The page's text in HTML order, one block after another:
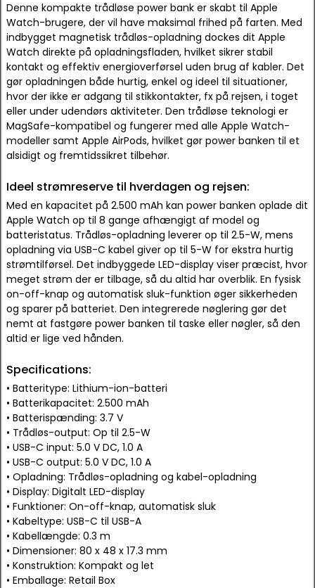
Denne kompakte trådløse power bank er skabt til Apple
Watch-brugere, der vil have maksimal frihed på farten. Med
indbygget magnetisk trådløs-opladning dockes dit Apple
Watch direkte på opladningsfladen, hvilket sikrer stabil
kontakt og effektiv energioverførsel uden brug af kabler. Det
gør opladningen både hurtig, enkel og ideel til situationer,
hvor der ikke er adgang til stikkontakter, fx på rejsen, i toget
eller under udendørs aktiviteter. Den trådløse teknologi er
MagSafe-kompatibel og fungerer med alle Apple Watch-
modeller samt Apple AirPods, hvilket gør power banken til et
alsidigt og fremtidssikret tilbehør.
Ideel strømreserve til hverdagen og rejsen:
Med en kapacitet på 2.500 mAh kan power banken oplade dit
Apple Watch op til 8 gange afhængigt af model og
batteristatus. Trådløs-opladning leverer op til 2.5-W, mens
opladning via USB-C kabel giver op til 5-W for ekstra hurtig
strømtilførsel. Det indbyggede LED-display viser præcist, hvor
meget strøm der er tilbage, så du altid har overblik. En fysisk
on-off-knap og automatisk sluk-funktion øger sikkerheden
og sparer på batteriet. Den integrerede nøglering gør det
nemt at fastgøre power banken til taske eller nøgler, så den
altid er lige ved hånden.
Specifications:
• Batteritype: Lithium-ion-batteri
• Batterikapacitet: 2.500 mAh
• Batterispænding: 3.7 V
• Trådløs-output: Op til 2.5-W
• USB-C input: 5.0 V DC, 1.0 A
• USB-C output: 5.0 V DC, 1.0 A
• Opladning: Trådløs-opladning og kabel-opladning
• Display: Digitalt LED-display
• Funktioner: On-off-knap, automatisk sluk
• Kabeltype: USB-C til USB-A
• Kabellængde: 0.3 m
• Dimensioner: 80 x 48 x 17.3 mm
• Konstruktion: Kompakt og let
• Emballage: Retail Box